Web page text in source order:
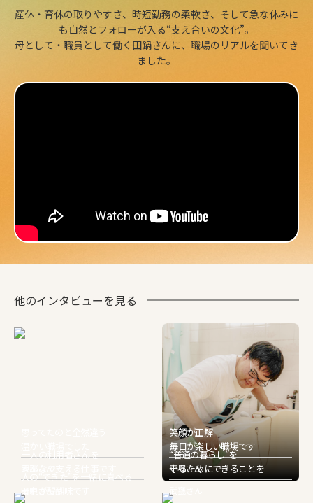
産休・育休の取りやすさ、時短勤務の柔軟さ、そして急な休みに
も自然とフォローが入る“支え合いの文化”。
母として・職員として働く田鍋さんに、職場のリアルを聞いてき
ました。
他のインタビューを見る
笑顔が正解
毎日が楽しい職場です
小堀さん
一人の利用者さんを
田中さん
“普通の暮らし”を
守るためにできることを
武甕さん
人の“できた”を一緒に喜べる
それが醍醐味です